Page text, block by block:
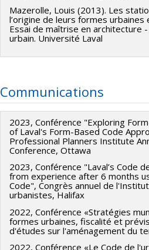
Mazerolle, Louis (2013). Les
l’origine de leurs formes urbaines
Essai de maîtrise en architecture
urbain. Université Laval
Communications
2023, Conférence "Exploring
of Laval's Form-Based Code
Professional Planners Institute
Conference, Ottawa
2023, Conférence "Laval’s Code
from experience after 6 months
Code", Congrès annuel de
urbanistes, Halifax
2022, Conférence «Stratégies
formes urbaines, fiscalité et
d'études sur l'aménagement du
2022, Conférence «Le Code de